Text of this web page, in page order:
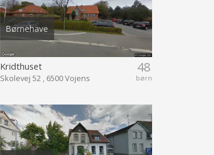
Børnehave
48
børn
Kridthuset
Skolevej 52 , 6500 Vojens